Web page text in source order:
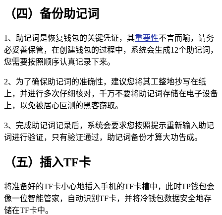
（四）备份助记词
1、助记词是恢复钱包的关键凭证，其重要性不言而喻，请务
必妥善保管，在创建钱包的过程中，系统会生成12个助记词，
您需要按照顺序认真记录下来。
2、为了确保助记词的准确性，建议您将其工整地抄写在纸
上，并进行多次仔细核对，千万不要将助记词存储在电子设备
上，以免被居心叵测的黑客窃取。
3、完成助记词记录后，系统会要求您按照提示重新输入助记
词进行验证，只有验证通过，助记词备份才算大功告成。
（五）插入TF卡
将准备好的TF卡小心地插入手机的TF卡槽中，此时TP钱包会
像一位智能管家，自动识别TF卡，并将冷钱包数据安全地存
储在TF卡中。